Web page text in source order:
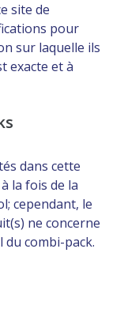
site de
pour
sur laquelle ils
exacte et à
dans cette
la fois de la
cependant, le
ne concerne
combi-pack.